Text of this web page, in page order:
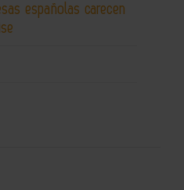
españolas carecen